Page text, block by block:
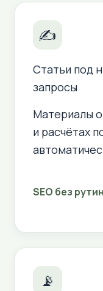
✍
Статьи под
запросы
Материалы
и расчётах
SEO без
📡